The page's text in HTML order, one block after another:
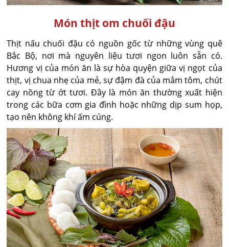
Món thịt om chuối đậu
Thịt nấu chuối đậu có nguồn gốc từ những vùng quê
Bắc Bộ, nơi mà nguyên liệu tươi ngon luôn sẵn có.
Hương vị của món ăn là sự hòa quyện giữa vị ngọt của
thịt, vị chua nhẹ của mẻ, sự đậm đà của mắm tôm, chút
cay nồng từ ớt tươi. Đây là món ăn thường xuất hiện
trong các bữa cơm gia đình hoặc những dịp sum họp,
tạo nên không khí ấm cúng.